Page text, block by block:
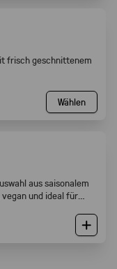
frisch geschnittenem
Wählen
aus saisonalem
und ideal für